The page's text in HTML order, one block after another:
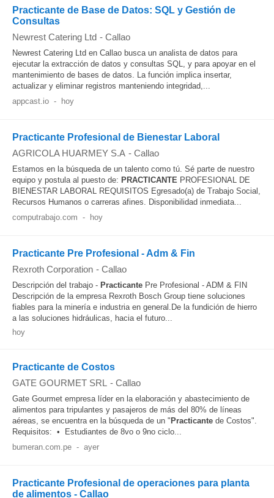
Practicante de Base de Datos: SQL y Gestión de
Consultas
Newrest Catering Ltd - Callao
Newrest Catering Ltd en Callao busca un analista de datos para
ejecutar la extracción de datos y consultas SQL, y para apoyar en el
mantenimiento de bases de datos. La función implica insertar,
actualizar y eliminar registros manteniendo integridad,...
appcast.io - hoy
Practicante Profesional de Bienestar Laboral
AGRICOLA HUARMEY S.A - Callao
Estamos en la búsqueda de un talento como tú. Sé parte de nuestro
equipo y postula al puesto de: PRACTICANTE PROFESIONAL DE
BIENESTAR LABORAL REQUISITOS Egresado(a) de Trabajo Social,
Recursos Humanos o carreras afines. Disponibilidad inmediata...
computrabajo.com - hoy
Practicante Pre Profesional - Adm & Fin
Rexroth Corporation - Callao
Descripción del trabajo - Practicante Pre Profesional - ADM & FIN
Descripción de la empresa Rexroth Bosch Group tiene soluciones
fiables para la minería e industria en general.De la fundición de hierro
a las soluciones hidráulicas, hacia el futuro...
hoy
Practicante de Costos
GATE GOURMET SRL - Callao
Gate Gourmet empresa líder en la elaboración y abastecimiento de
alimentos para tripulantes y pasajeros de más del 80% de líneas
aéreas, se encuentra en la búsqueda de un " Practicante de Costos".
Requisitos: • Estudiantes de 8vo o 9no ciclo...
bumeran.com.pe - ayer
Practicante Profesional de operaciones para planta
de alimentos - Callao